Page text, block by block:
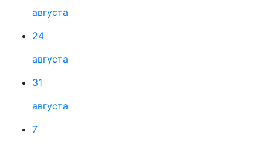
августа
24
августа
31
августа
7